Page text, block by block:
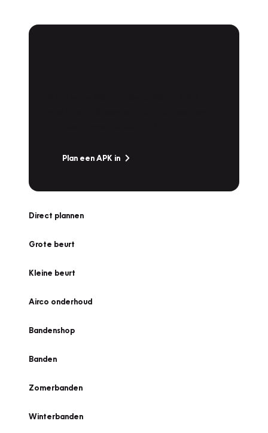
Plan een APK in
Direct plannen
Grote beurt
Kleine beurt
Airco onderhoud
Bandenshop
Banden
Zomerbanden
Winterbanden